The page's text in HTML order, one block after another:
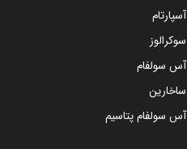
آسپارتام
سوکرالوز
آس سولفام
ساخارین
آس سولفام پتاسیم